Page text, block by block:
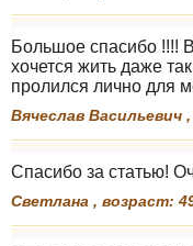
Большое спасибо !!!!
хочется жить даже
пролился лично для
Вячеслав Васильевич
Спасибо за статью!
Светлана , возраст: